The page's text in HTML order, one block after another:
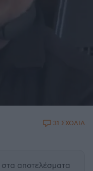
31 ΣΧΟΛΙΑ
στα αποτελέσματα